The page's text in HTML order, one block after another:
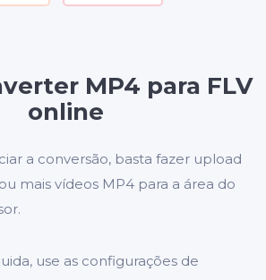
MP4 para FLV
online
a conversão, basta fazer upload
mais vídeos MP4 para a área do
use as configurações de